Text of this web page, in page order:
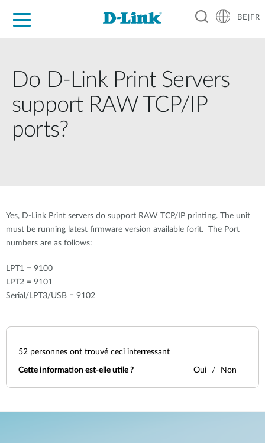
BE|FR
Do D-Link Print Servers
support RAW TCP/IP
ports?
Yes, D-Link Print servers do support RAW TCP/IP printing. The unit
must be running latest firmware version available forit. The Port
numbers are as follows:
LPT1 = 9100
LPT2 = 9101
Serial/LPT3/USB = 9102
52 personnes ont trouvé ceci interressant
Cette information est-elle utile ? Oui Non